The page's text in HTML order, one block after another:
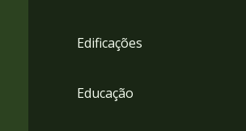
Edificações
Educação